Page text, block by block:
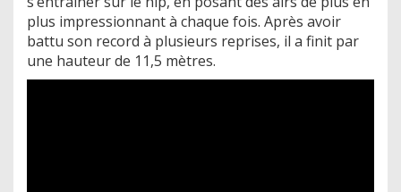
plus impressionnant à chaque fois. Après avoir
battu son record à plusieurs reprises, il a finit par
une hauteur de 11,5 mètres.